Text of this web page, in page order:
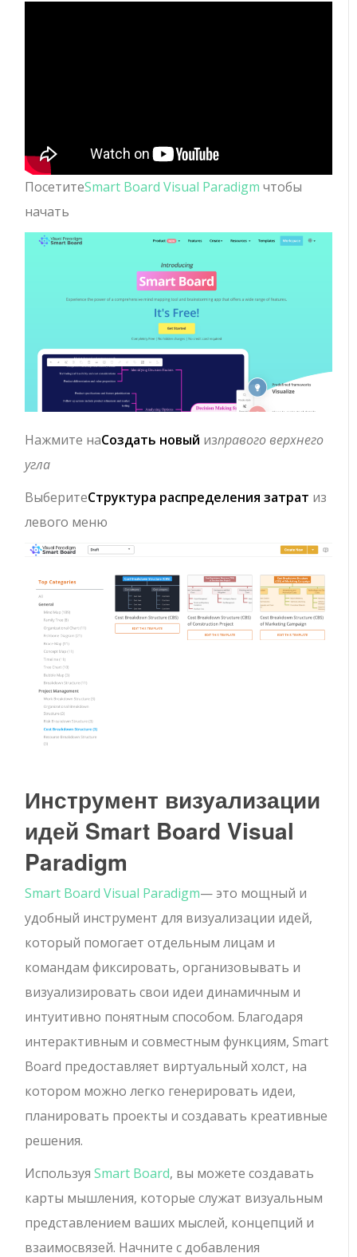
ПосетитеSmart Board Visual Paradigm чтобы
начать
Нажмите наСоздать новый изправого верхнего
угла
ВыберитеСтруктура распределения затрат из
левого меню
Инструмент визуализации
идей Smart Board Visual
Paradigm
Smart Board Visual Paradigm— это мощный и
удобный инструмент для визуализации идей,
который помогает отдельным лицам и
командам фиксировать, организовывать и
визуализировать свои идеи динамичным и
интуитивно понятным способом. Благодаря
интерактивным и совместным функциям, Smart
Board предоставляет виртуальный холст, на
котором можно легко генерировать идеи,
планировать проекты и создавать креативные
решения.
ИспользуяSmart Board, вы можете создавать
карты мышления, которые служат визуальным
представлением ваших мыслей, концепций и
взаимосвязей. Начните с добавления